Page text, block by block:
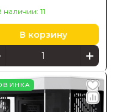
наличии: 11
В корзину